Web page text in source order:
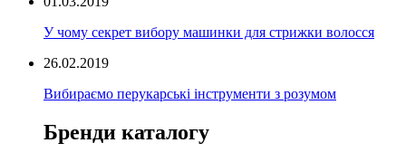
У чому секрет вибору машинки для стрижки волосся
26.02.2019
Вибираємо перукарські інструменти з розумом
Бренди каталогу